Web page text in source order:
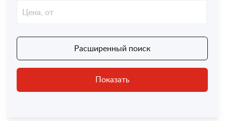
Расширенный поиск
Показать